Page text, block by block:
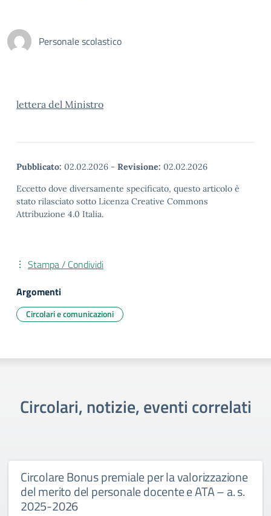
Personale scolastico
lettera del Ministro
Pubblicato: 02.02.2026 - Revisione: 02.02.2026
Eccetto dove diversamente specificato, questo articolo è
stato rilasciato sotto Licenza Creative Commons
Attribuzione 4.0 Italia.
Stampa / Condividi
Argomenti
Circolari e comunicazioni
Circolari, notizie, eventi correlati
Circolare Bonus premiale per la valorizzazione
del merito del personale docente e ATA – a. s.
2025-2026